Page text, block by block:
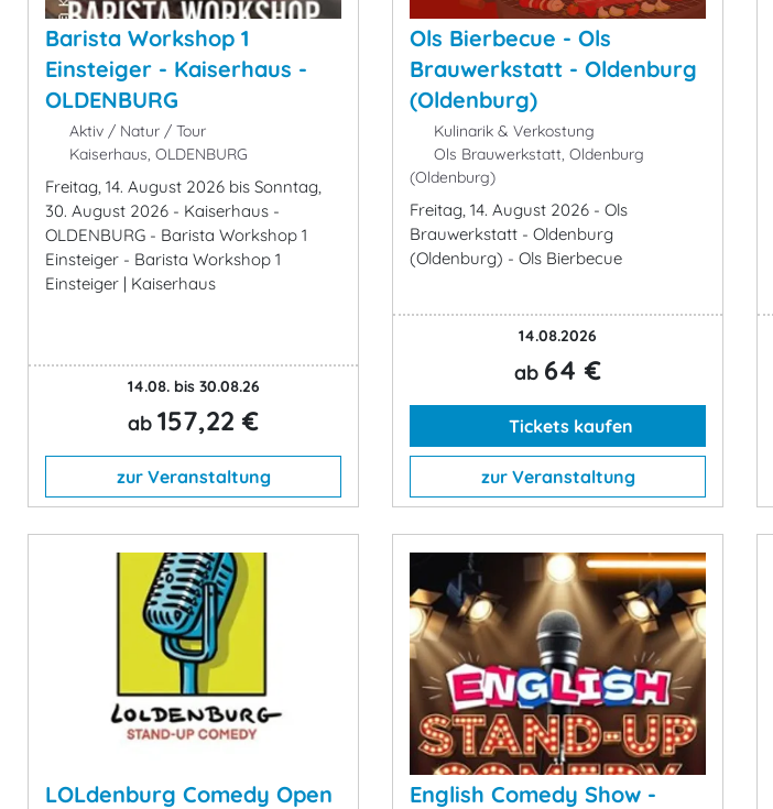
Barista Workshop 1
Einsteiger - Kaiserhaus -
OLDENBURG
Aktiv / Natur / Tour
Kaiserhaus, OLDENBURG
Freitag, 14. August 2026 bis Sonntag,
30. August 2026 - Kaiserhaus -
OLDENBURG - Barista Workshop 1
Einsteiger - Barista Workshop 1
Einsteiger | Kaiserhaus
14.08. bis 30.08.26
ab 157,22 €
zur Veranstaltung
Ols Bierbecue - Ols
Brauwerkstatt - Oldenburg
(Oldenburg)
Kulinarik & Verkostung
Ols Brauwerkstatt, Oldenburg
(Oldenburg)
Freitag, 14. August 2026 - Ols
Brauwerkstatt - Oldenburg
(Oldenburg) - Ols Bierbecue
14.08.2026
ab 64 €
Tickets kaufen
zur Veranstaltung
LOLdenburg Comedy Open
English Comedy Show -